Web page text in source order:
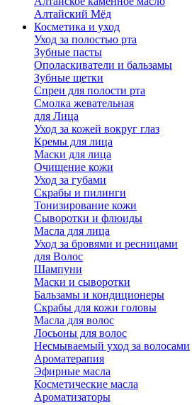
Алтайский Мёд
Косметика и уход
Уход за полостью рта
Зубные пасты
Ополаскиватели и бальзамы
Зубные щетки
Спреи для полости рта
Смолка жевательная
для Лица
Уход за кожей вокруг глаз
Кремы для лица
Маски для лица
Очищение кожи
Уход за губами
Скрабы и пилинги
Тонизирование кожи
Сыворотки и флюиды
Масла для лица
Уход за бровями и ресницами
для Волос
Шампуни
Маски и сыворотки
Бальзамы и кондиционеры
Скрабы для кожи головы
Масла для волос
Лосьоны для волос
Несмываемый уход за волосами
Ароматерапия
Эфирные масла
Косметические масла
Ароматизаторы